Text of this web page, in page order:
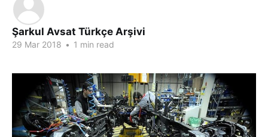
Şarkul Avsat Türkçe Arşivi
29 Mar 2018 • 1 min read